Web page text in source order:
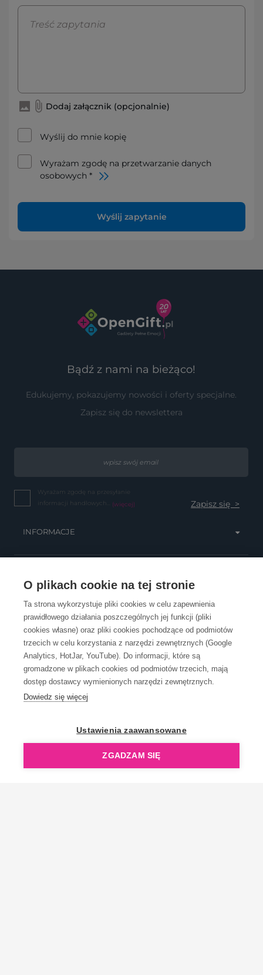
O plikach cookie na tej stronie
Ta strona wykorzystuje pliki cookies w celu zapewnienia
prawidłowego działania poszczególnych jej funkcji (pliki
cookies własne) oraz pliki cookies pochodzące od podmiotów
trzecich w celu korzystania z narzędzi zewnętrznych (Google
Analytics, HotJar, YouTube). Do informacji, które są
gromadzone w plikach cookies od podmiotów trzecich, mają
dostęp dostawcy wymienionych narzędzi zewnętrznych.
Dowiedz się więcej
Ustawienia zaawansowane
ZGADZAM SIĘ
Dodaj załącznik (opcjonalnie)
Wyślij do mnie kopię
Wyrażam zgodę na przetwarzanie danych
osobowych *
Wyślij zapytanie
Bądź z nami na bieżąco!
Edukujemy, pokazujemy nowości i oferty specjalne.
Zapisz się do newslettera
Wyrażam zgodę na przesyłanie
informacji handlowych... (więcej)
INFORMACJE
OBSŁUGA KLIENTA
KONTAKT
OpenGift jest częścią ReflectGroup.